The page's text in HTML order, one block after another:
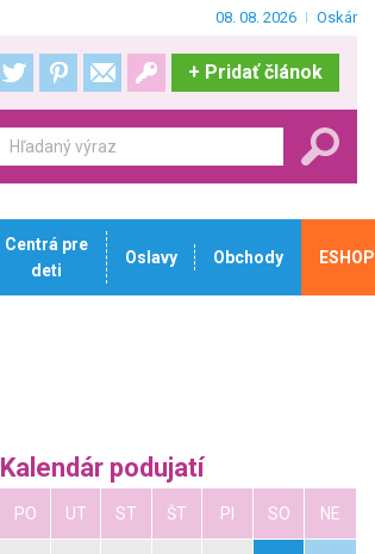
08. 08. 2026 Oskár
+ Pridať článok
Centrá pre
deti
Oslavy Obchody ESHOP
Kalendár podujatí
PO UT ST ŠT PI SO NE